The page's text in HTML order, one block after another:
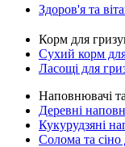
Здоров'я та
Корм для
Сухий корм
Ласощі для
Наповнювачі
Деревні
Кукурудзяні
Солома та сіно